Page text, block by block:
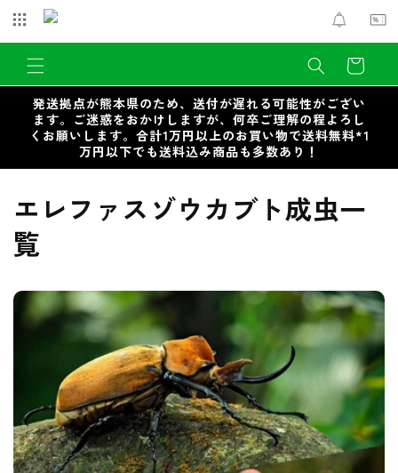
ンツに
カ
ー
ト
発送拠点が熊本県のため、送付が遅れる可能性がござい
ます。ご迷惑をおかけしますが、何卒ご理解の程よろし
くお願いします。合計1万円以上のお買い物で送料無料*1
万円以下でも送料込み商品も多数あり！
コ
レ
シ
:
エレファスゾウカブト成虫一
覧